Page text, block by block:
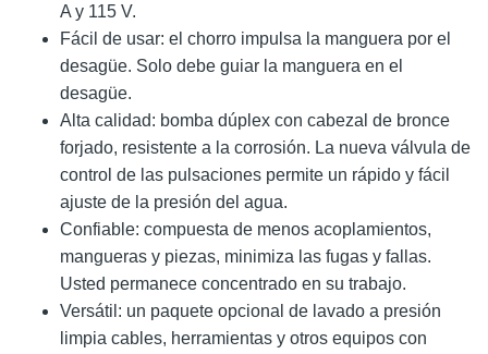
A y 115 V.
Fácil de usar: el chorro impulsa la manguera por el
desagüe. Solo debe guiar la manguera en el
desagüe.
Alta calidad: bomba dúplex con cabezal de bronce
forjado, resistente a la corrosión. La nueva válvula de
control de las pulsaciones permite un rápido y fácil
ajuste de la presión del agua.
Confiable: compuesta de menos acoplamientos,
mangueras y piezas, minimiza las fugas y fallas.
Usted permanece concentrado en su trabajo.
Versátil: un paquete opcional de lavado a presión
limpia cables, herramientas y otros equipos con